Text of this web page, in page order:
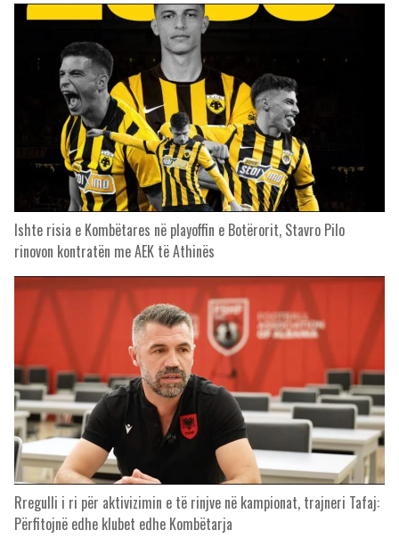
Ishte risia e Kombëtares në playoffin e Botërorit, Stavro Pilo
rinovon kontratën me AEK të Athinës
Rregulli i ri për aktivizimin e të rinjve në kampionat, trajneri Tafaj:
Përfitojnë edhe klubet edhe Kombëtarja